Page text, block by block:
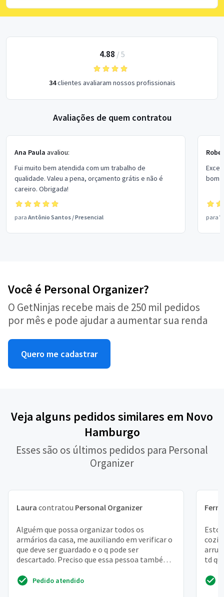
4.88 / 5
34clientes avaliaram nossos profissionais
Avaliações de quem contratou
Ana Paula avaliou:
Fui muito bem atendida com um trabalho de
qualidade. Valeu a pena, orçamento grátis e não é
careiro. Obrigada!
para Antônio Santos /Presencial
bom
para
Você é Personal Organizer?
O GetNinjas recebe mais de 250 mil pedidos
por mês e pode ajudar a aumentar sua renda
Quero me cadastrar
Veja alguns pedidos similares em Novo
Hamburgo
Esses são os últimos pedidos para Personal
Organizer
Laura contratou Personal Organizer
Alguém que possa organizar todos os
armários da casa, me auxiliando em verificar o
que deve ser guardado e o q pode ser
descartado. Preciso que essa pessoa também
Pedido atendido
td